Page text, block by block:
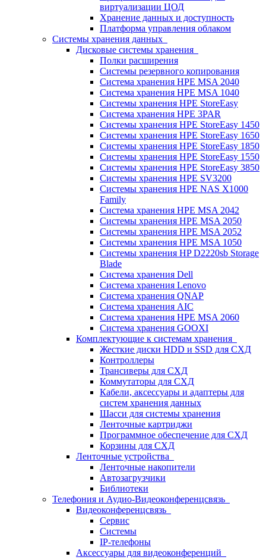
виртуализации ЦОД
Хранение данных и доступность
Платформа управления облаком
Системы хранения данных
Дисковые системы хранения
Полки расширения
Системы резервного копирования
Система хранения HPE MSA 2040
Система хранения HPE MSA 1040
Системы хранения HPE StoreEasy
Система хранения HPE 3PAR
Системы хранения HPE StoreEasy 1450
Системы хранения HPE StoreEasy 1650
Системы хранения HPE StoreEasy 1850
Системы хранения HPE StoreEasy 1550
Системы хранения HPE StoreEasy 3850
Системы хранения HPE SV3200
Системы хранения HPE NAS X1000
Family
Система хранения HPE MSA 2042
Системы хранения HPE MSA 2050
Системы хранения HPE MSA 2052
Системы хранения HPE MSA 1050
Системы хранения HP D2220sb Storage
Blade
Система хранения Dell
Система хранения Lenovo
Система хранения QNAP
Система хранения AIC
Система хранения HPE MSA 2060
Система хранения GOOXI
Комплектующие к системам хранения
Жесткие диски HDD и SSD для СХД
Контроллеры
Трансиверы для СХД
Коммутаторы для СХД
Кабели, аксессуары и адаптеры для
систем хранения данных
Шасси для системы хранения
Ленточные картриджи
Программное обеспечение для СХД
Корзины для СХД
Ленточные устройства
Ленточные накопители
Автозагрузчики
Библиотеки
Телефония и Аудио-Видеоконференцсвязь
Видеоконференцсвязь
Сервис
Системы
IP-телефоны
Аксессуары для видеоконференций